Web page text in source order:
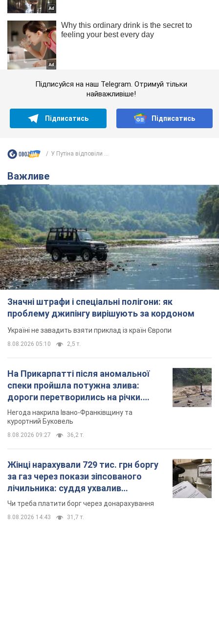
Підписуйся на наш Telegram. Отримуй тільки
найважливіше!
Підписатись Підписатись
У Путіна відповіли ...
Важливе
Значні штрафи і спеціальні полігони: як
проблему джипінгу вирішують за кордоном
Україні не завадить взяти приклад із країн Європи
8.08.2026 05:10 2,5 т.
На Прикарпатті після аномальної
спеки пройшла потужна злива:
дороги перетворились на річки.
Відео
Негода накрила Івано-Франківщину та
курортний Буковель
8.08.2026 09:27 36,2 т.
Жінці нарахували 729 тис. грн боргу
за газ через покази зіпсованого
лічильника: суддя ухвалив
неочікуване рішення
Чи треба платити борг через донарахування
8.08.2026 14:43 31,7 т.